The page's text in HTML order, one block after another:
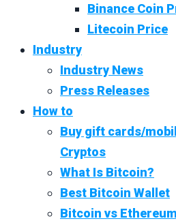
Binance Coin
Litecoin Price
Industry
Industry News
Press Releases
How to
Buy gift cards/
Cryptos
What Is Bitcoin?
Best Bitcoin Wallet
Bitcoin vs Ethereum